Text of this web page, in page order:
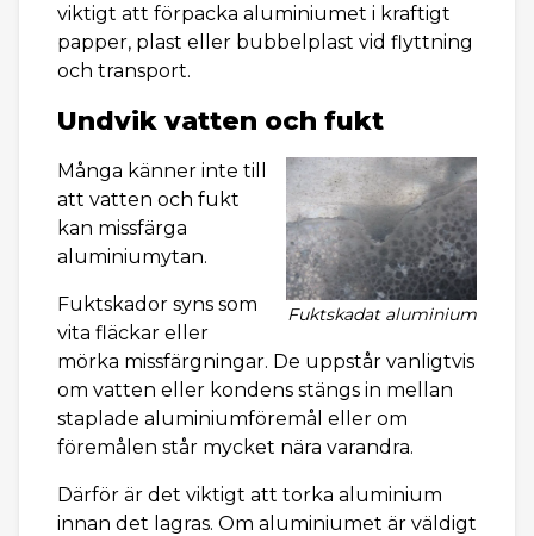
viktigt att förpacka aluminiumet i kraftigt
papper, plast eller bubbelplast vid flyttning
och transport.
Undvik vatten och fukt
Fuktskadat aluminium
Många känner inte till
att vatten och fukt
kan missfärga
aluminiumytan.
Fuktskador syns som
vita fläckar eller
mörka missfärgningar. De uppstår vanligtvis
om vatten eller kondens stängs in mellan
staplade aluminiumföremål eller om
föremålen står mycket nära varandra.
Därför är det viktigt att torka aluminium
innan det lagras. Om aluminiumet är väldigt